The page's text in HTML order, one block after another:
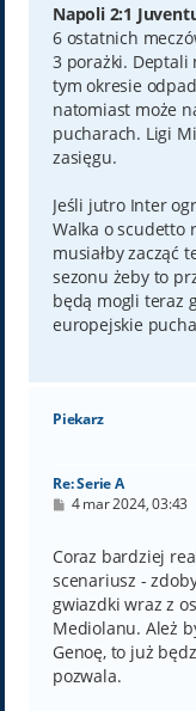
Napoli 2:1
6 ostatnich
3 porażki. Deptali
tym okresie
natomiast może
pucharach. Ligi
zasięgu.
Jeśli jutro Inter
Walka o scudetto
musiałby zacząć
sezonu żeby to
będą mogli teraz
europejskie
Piekarz
Re: Serie A
P
t
4 mar 2024, 03:43
Coraz bardziej
scenariusz -
gwiazdki wraz z
Mediolanu. Ależ
Genoę, to już
pozwala.